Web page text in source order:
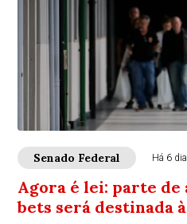
Senado Federal Há 6
Agora é lei: parte de
bets será destinada